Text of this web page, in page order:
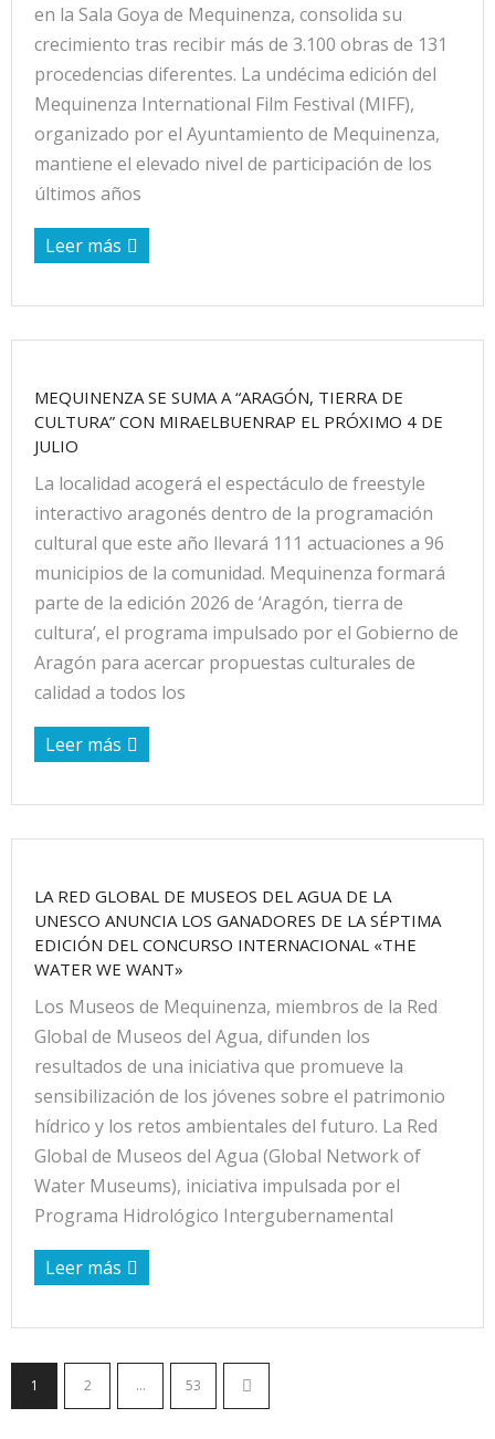
en la Sala Goya de Mequinenza, consolida su
crecimiento tras recibir más de 3.100 obras de 131
procedencias diferentes. La undécima edición del
Mequinenza International Film Festival (MIFF),
organizado por el Ayuntamiento de Mequinenza,
mantiene el elevado nivel de participación de los
últimos años
Leer más
MEQUINENZA SE SUMA A “ARAGÓN, TIERRA DE
CULTURA” CON MIRAELBUENRAP EL PRÓXIMO 4 DE
JULIO
La localidad acogerá el espectáculo de freestyle
interactivo aragonés dentro de la programación
cultural que este año llevará 111 actuaciones a 96
municipios de la comunidad. Mequinenza formará
parte de la edición 2026 de ‘Aragón, tierra de
cultura’, el programa impulsado por el Gobierno de
Aragón para acercar propuestas culturales de
calidad a todos los
Leer más
LA RED GLOBAL DE MUSEOS DEL AGUA DE LA
UNESCO ANUNCIA LOS GANADORES DE LA SÉPTIMA
EDICIÓN DEL CONCURSO INTERNACIONAL «THE
WATER WE WANT»
Los Museos de Mequinenza, miembros de la Red
Global de Museos del Agua, difunden los
resultados de una iniciativa que promueve la
sensibilización de los jóvenes sobre el patrimonio
hídrico y los retos ambientales del futuro. La Red
Global de Museos del Agua (Global Network of
Water Museums), iniciativa impulsada por el
Programa Hidrológico Intergubernamental
Leer más
1 2 … 53